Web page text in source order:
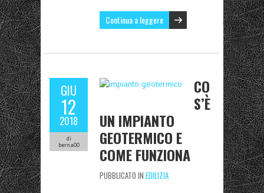
Continua a leggere
GIU
12
2018
di
berna00
CO
S’È
UN IMPIANTO
GEOTERMICO E
COME FUNZIONA
PUBBLICATO IN EDILIZIA